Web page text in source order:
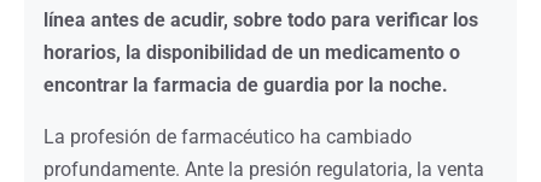
línea antes de acudir, sobre todo para verificar los
horarios, la disponibilidad de un medicamento o
encontrar la farmacia de guardia por la noche.
La profesión de farmacéutico ha cambiado
profundamente. Ante la presión regulatoria, la venta